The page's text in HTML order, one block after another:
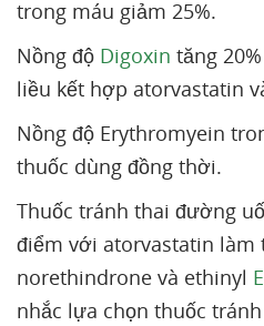
trong máu giảm 25%.
Nồng độ Digoxin tăng
liều kết hợp atorvastatin
Nồng độ Erythromyein
thuốc dùng đồng thời.
Thuốc tránh thai đường
điểm với atorvastatin làm
norethindrone và ethinyl
nhắc lựa chọn thuốc